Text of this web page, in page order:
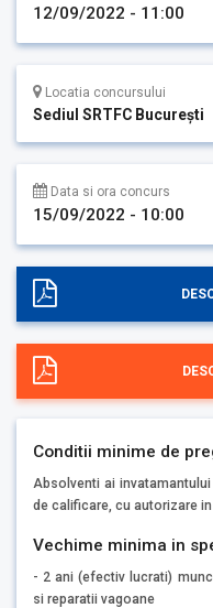
12/09/2022 - 11:00
Locatia concursului
Sediul SRTFC București
Data si ora concurs
15/09/2022 - 10:00
Conditii minime de
Absolventi ai
de calificare, cu autorizare
Vechime minima in
- 2 ani (efectiv lucrati)
si reparatii vagoane